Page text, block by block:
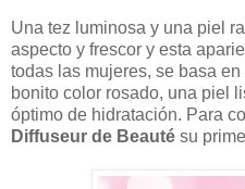
Una tez luminosa y una piel
aspecto y frescor y esta
todas las mujeres, se basa
bonito color rosado, una piel
óptimo de hidratación. Para
Diffuseur de Beauté su